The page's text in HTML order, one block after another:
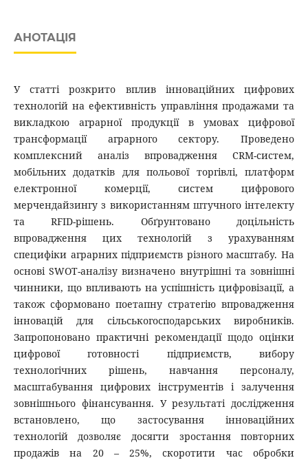
АНОТАЦІЯ
У статті розкрито вплив інноваційних цифрових
технологій на ефективність управління продажами та
викладкою аграрної продукції в умовах цифрової
трансформації аграрного сектору. Проведено
комплексний аналіз впровадження CRM-систем,
мобільних додатків для польової торгівлі, платформ
електронної комерції, систем цифрового
мерчендайзингу з використанням штучного інтелекту
та RFID-рішень. Обґрунтовано доцільність
впровадження цих технологій з урахуванням
специфіки аграрних підприємств різного масштабу. На
основі SWOT-аналізу визначено внутрішні та зовнішні
чинники, що впливають на успішність цифровізації, а
також сформовано поетапну стратегію впровадження
інновацій для сільськогосподарських виробників.
Запропоновано практичні рекомендації щодо оцінки
цифрової готовності підприємств, вибору
технологічних рішень, навчання персоналу,
масштабування цифрових інструментів і залучення
зовнішнього фінансування. У результаті дослідження
встановлено, що застосування інноваційних
технологій дозволяє досягти зростання повторних
продажів на 20 – 25%, скоротити час обробки